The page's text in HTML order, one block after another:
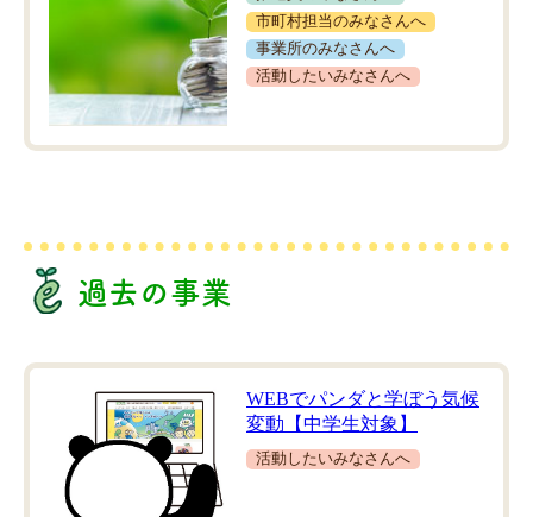
市町村担当のみなさんへ
事業所のみなさんへ
活動したいみなさんへ
過去の事業
WEBでパンダと学ぼう気候
変動【中学生対象】
活動したいみなさんへ